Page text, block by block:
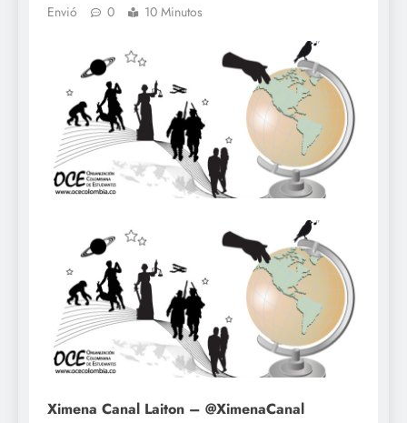
Envió
0 10 Minutos
Ximena Canal Laiton – @XimenaCanal